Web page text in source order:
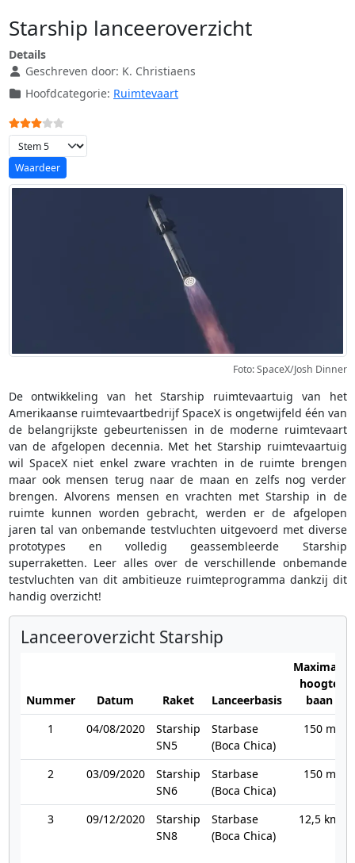
Starship lanceeroverzicht
Details
Geschreven door: K. Christiaens
Hoofdcategorie: Ruimtevaart
Gebruikerswaardering:
Voeg waardering toe
Foto: SpaceX/Josh Dinner
De ontwikkeling van het Starship ruimtevaartuig van het
Amerikaanse ruimtevaartbedrijf SpaceX is ongetwijfeld één van
de belangrijkste gebeurtenissen in de moderne ruimtevaart
van de afgelopen decennia. Met het Starship ruimtevaartuig
wil SpaceX niet enkel zware vrachten in de ruimte brengen
maar ook mensen terug naar de maan en zelfs nog verder
brengen. Alvorens mensen en vrachten met Starship in de
ruimte kunnen worden gebracht, werden er de afgelopen
jaren tal van onbemande testvluchten uitgevoerd met diverse
prototypes en volledig geassembleerde Starship
superraketten. Leer alles over de verschillende onbemande
testvluchten van dit ambitieuze ruimteprogramma dankzij dit
handig overzicht!
Lanceeroverzicht Starship
Nummer Datum Raket Lanceerbasis
Maximale
hoogte
baan
1
04/08/2020
Starship
SN5
Starbase
(Boca Chica)
150 m
2 03/09/2020
Starship
SN6
Starbase
(Boca Chica)
150 m
3 09/12/2020
Starship
SN8
Starbase
(Boca Chica)
12,5 km